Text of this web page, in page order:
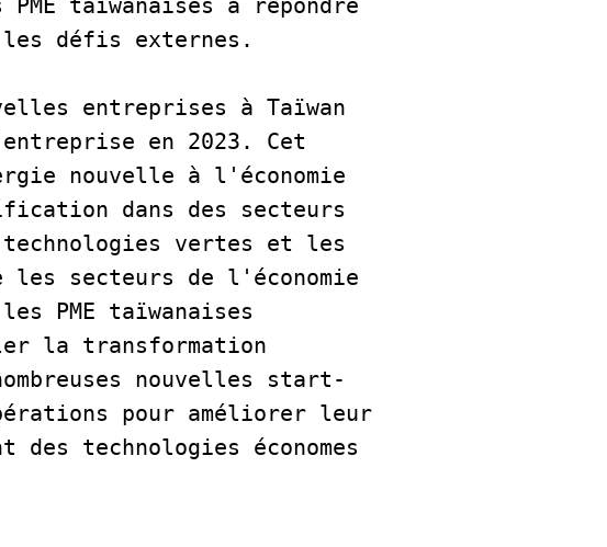
taïwanaises à répondre
les défis externes.
entreprises à Taïwan
en 2023. Cet
nouvelle à l'économie
dans des secteurs
technologies vertes et les
secteurs de l'économie
PME taïwanaises
la transformation
nouvelles start-
pour améliorer leur
technologies économes